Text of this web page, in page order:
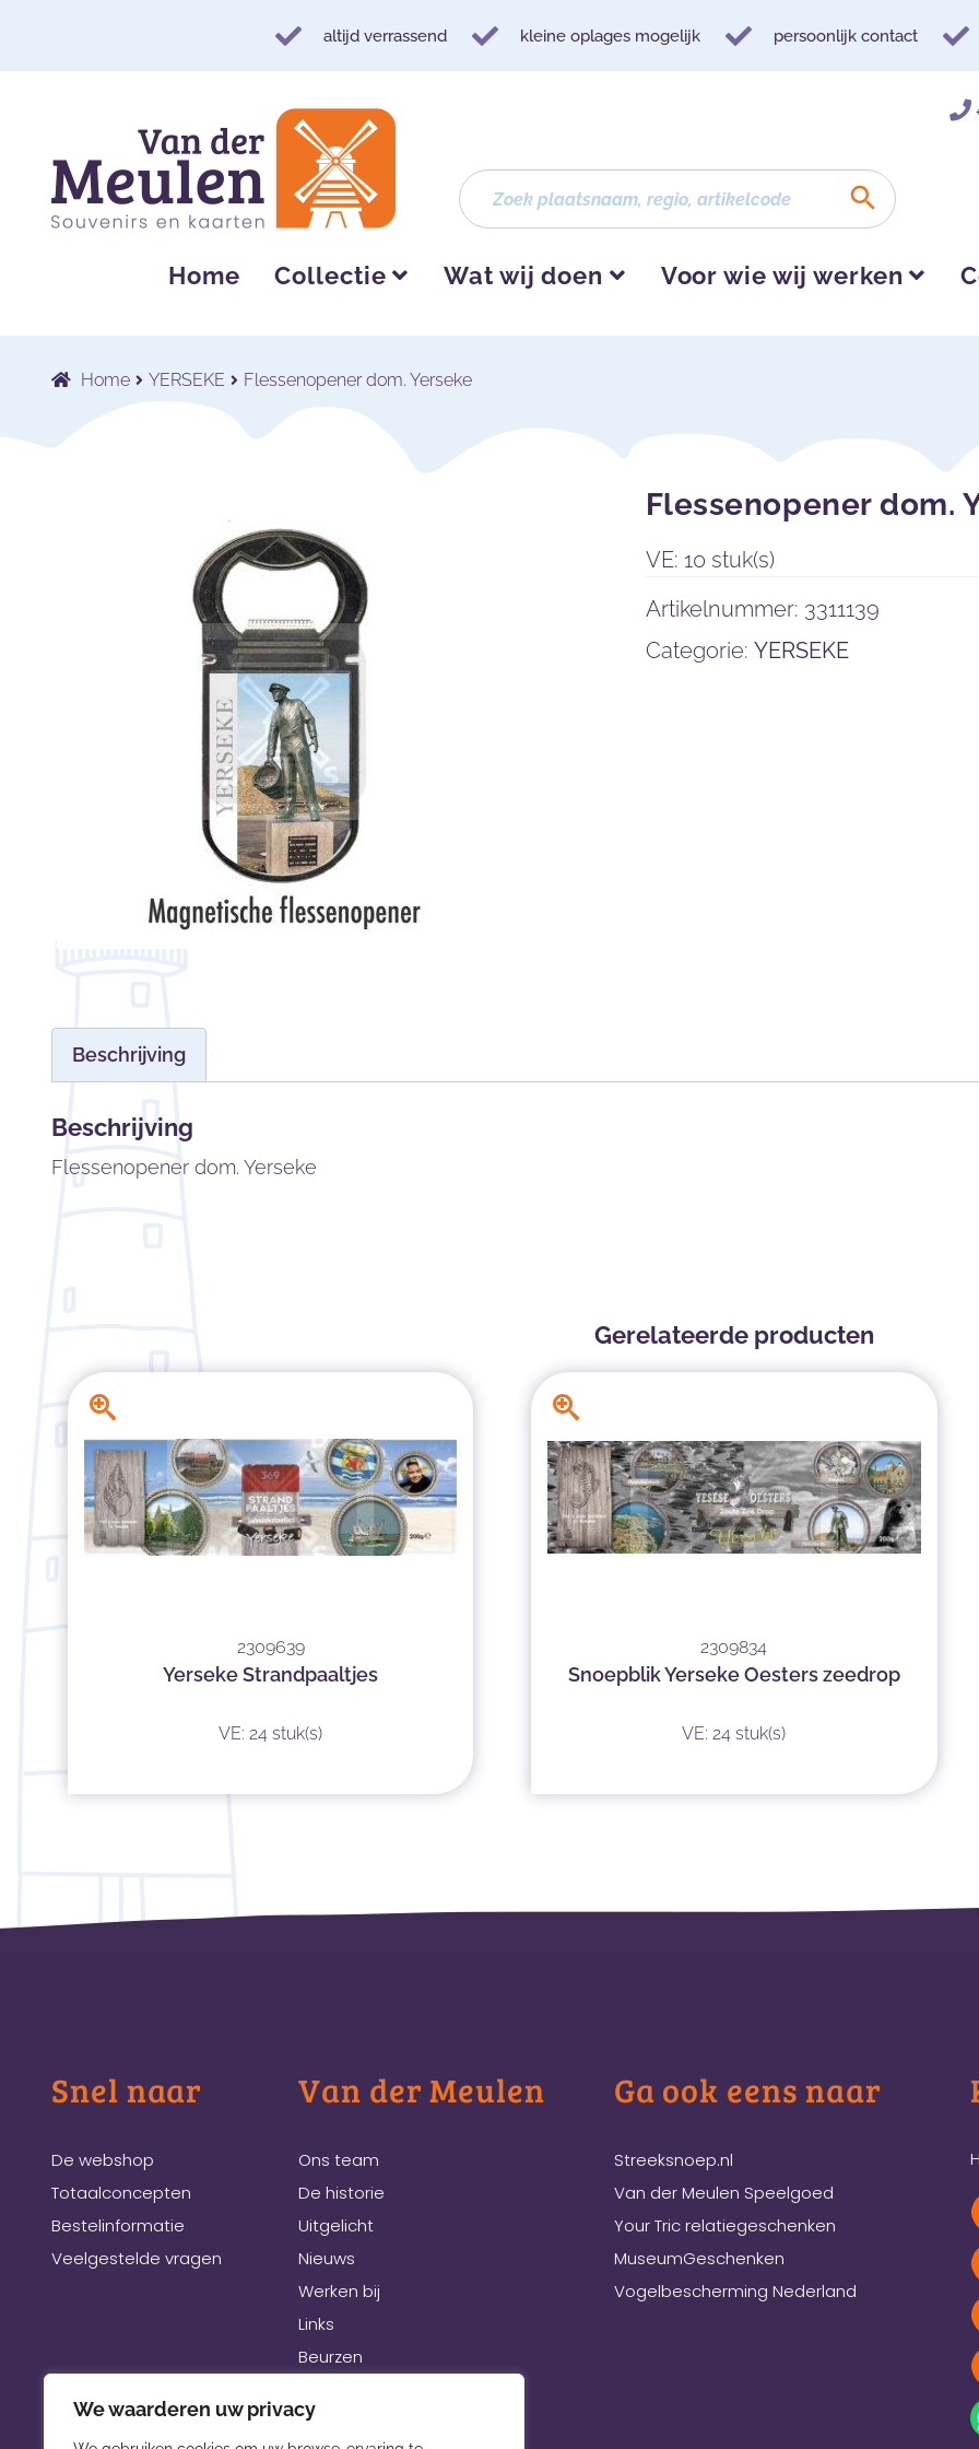
We waarderen uw privacy
altijd verrassend kleine oplages mogelijk persoonlijk contact
navigatie
inhoud
Home Collectie Wat wij doen Voor wie wij werken
Home YERSEKE Flessenopener dom. Yerseke
Flessenopener dom.
VE: 10 stuk(s)
Artikelnummer: 3311139
Categorie: YERSEKE
Beschrijving
Beschrijving
Flessenopener dom. Yerseke
Gerelateerde producten
2309639
Yerseke Strandpaaltjes
VE: 24 stuk(s)
2309834
Snoepblik Yerseke Oesters zeedrop
VE: 24 stuk(s)
Snel naar
De webshop
Totaalconcepten
Bestelinformatie
Veelgestelde vragen
Van der Meulen
Ons team
De historie
Uitgelicht
Nieuws
Werken bij
Links
Beurzen
Ga ook eens naar
Streeksnoep.nl
Van der Meulen Speelgoed
Your Tric relatiegeschenken
MuseumGeschenken
Vogelbescherming Nederland